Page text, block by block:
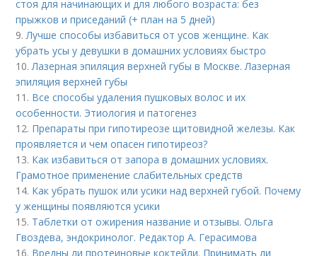
стоя для начинающих и для любого возраста: без
прыжков и приседаний (+ план на 5 дней)
9.Лучше способы избавиться от усов женщине. Как
убрать усы у девушки в домашних условиях быстро
10.Лазерная эпиляция верхней губы в Москве. Лазерная
эпиляция верхней губы
11. Все способы удаления пушковых волос и их
особенности. Этиология и патогенез
12. Препараты при гипотиреозе щитовидной железы. Как
проявляется и чем опасен гипотиреоз?
13. Как избавиться от запора в домашних условиях.
Грамотное применение слабительных средств
14. Как убрать пушок или усики над верхней губой. Почему
у женщины появляются усики
15. Таблетки от ожирения название и отзывы. Ольга
Гвоздева, эндокринолог. Редактор А. Герасимова
16. Вредны ли протеиновые коктейли. Принимать ли